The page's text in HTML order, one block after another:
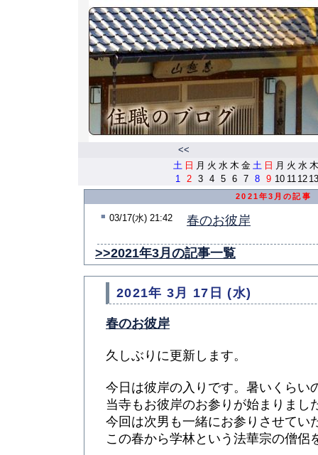
<<
土 日 月 火 水 木 金 土 日 月 火 水 木
1
2 3 4 5 6 7 8 9 10 11 12 13
2021年3月の記事
■ 03/17(水) 21:42 春のお彼岸
>>2021年3月の記事一覧
2021年 3月 17日 (水)
春のお彼岸
久しぶりに更新します。
今日は彼岸の入りです。暑いくらい
当寺もお彼岸のお参りが始まりまし
今回は次男も一緒にお参りさせてい
この春から学林という法華宗の僧侶